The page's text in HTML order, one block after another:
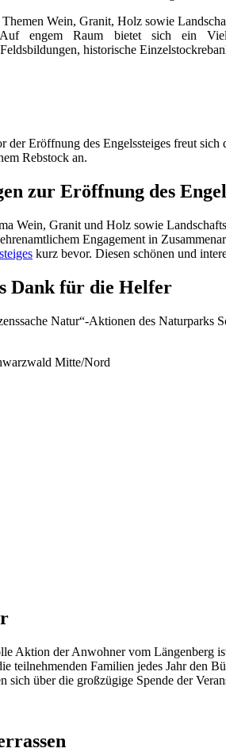
Wein, Granit, Holz sowie
engem Raum bietet sich ein
historische
der Eröffnung des Engelssteiges freut sich
Rebstock an.
zur Eröffnung des
Wein, Granit und Holz sowie
Engagement in
kurz bevor. Diesen schönen und
Dank für die Helfer
Natur“-Aktionen des
Aktion der Anwohner vom Längenberg
teilnehmenden Familien jedes Jahr den
sich über die großzügige Spende der